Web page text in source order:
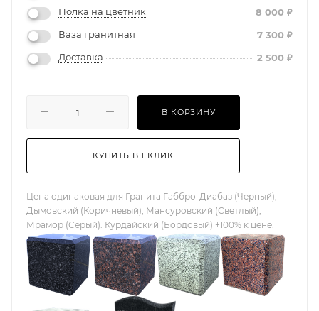
Полка на цветник
8 000 ₽
Ваза гранитная
7 300 ₽
Доставка
2 500 ₽
В КОРЗИНУ
КУПИТЬ В 1 КЛИК
Цена одинаковая для Гранита Габбро-Диабаз (Черный),
Дымовский (Коричневый), Мансуровский (Светлый),
Мрамор (Серый). Курдайский (Бордовый) +100% к цене.